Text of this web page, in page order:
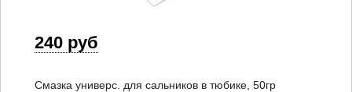
240 руб
Смазка универс. для сальников в тюбике, 50гр